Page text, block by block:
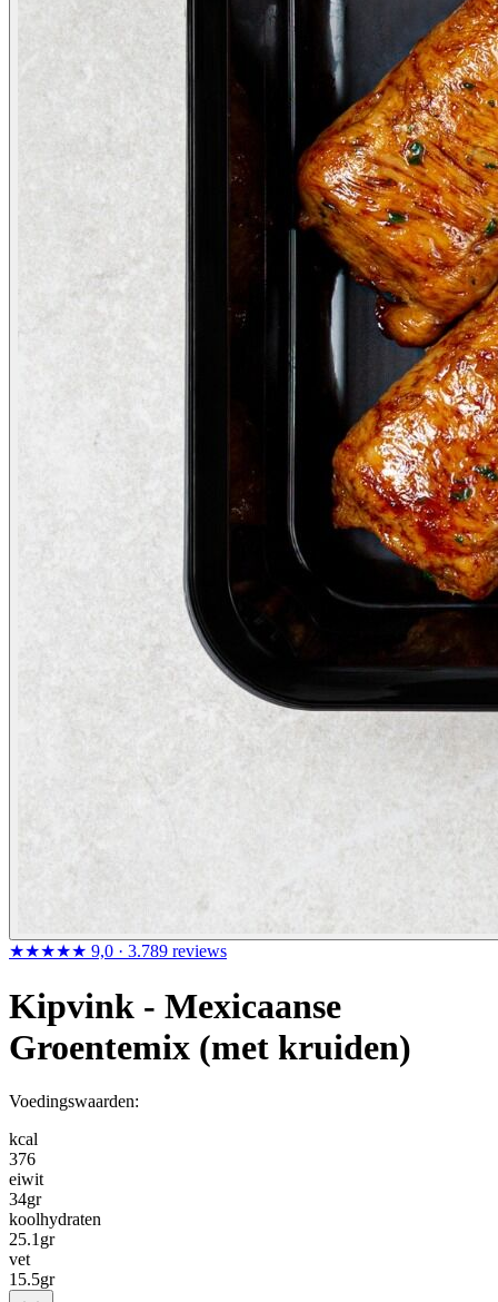
★★★★★ 9,0 · 3.789 reviews
Kipvink - Mexicaanse
Groentemix (met kruiden)
Voedingswaarden:
kcal
376
eiwit
34gr
koolhydraten
25.1 gr
vet
15.5gr